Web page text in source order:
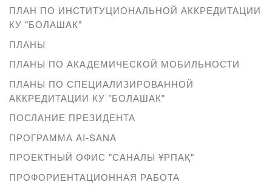
ПЛАН ПО ИНСТИТУЦИОНАЛЬНОЙ АККРЕДИТАЦИИ
КУ "БОЛАШАК"
ПЛАНЫ
ПЛАНЫ ПО АКАДЕМИЧЕСКОЙ МОБИЛЬНОСТИ
ПЛАНЫ ПО СПЕЦИАЛИЗИРОВАННОЙ
АККРЕДИТАЦИИ КУ "БОЛАШАК"
ПОСЛАНИЕ ПРЕЗИДЕНТА
ПРОГРАММА AI-SANA
ПРОЕКТНЫЙ ОФИС "САНАЛЫ ҰРПАҚ"
ПРОФОРИЕНТАЦИОННАЯ РАБОТА